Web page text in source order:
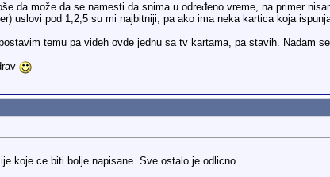
da može da se namesti da snima u određeno vreme, na primer
uslovi pod 1,2,5 su mi najbitniji, pa ako ima neka kartica koja
temu pa videh ovde jednu sa tv kartama, pa stavih. Nadam
koje ce biti bolje napisane. Sve ostalo je odlicno.